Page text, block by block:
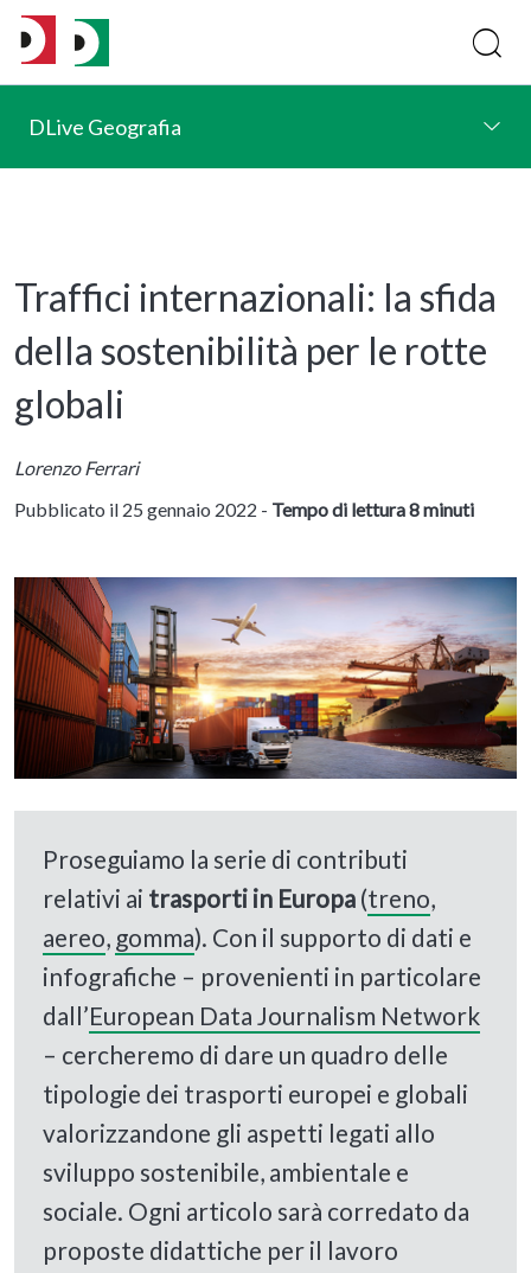
DLive Geografia
Traffici internazionali: la sfida
della sostenibilità per le rotte
globali
Lorenzo Ferrari
Pubblicato il 25 gennaio 2022 - Tempo di lettura 8 minuti
Proseguiamo la serie di contributi
relativi ai trasporti in Europa (treno,
aereo, gomma). Con il supporto di dati e
infografiche – provenienti in particolare
dall’European Data Journalism Network
– cercheremo di dare un quadro delle
tipologie dei trasporti europei e globali
valorizzandone gli aspetti legati allo
sviluppo sostenibile, ambientale e
sociale. Ogni articolo sarà corredato da
proposte didattiche per il lavoro